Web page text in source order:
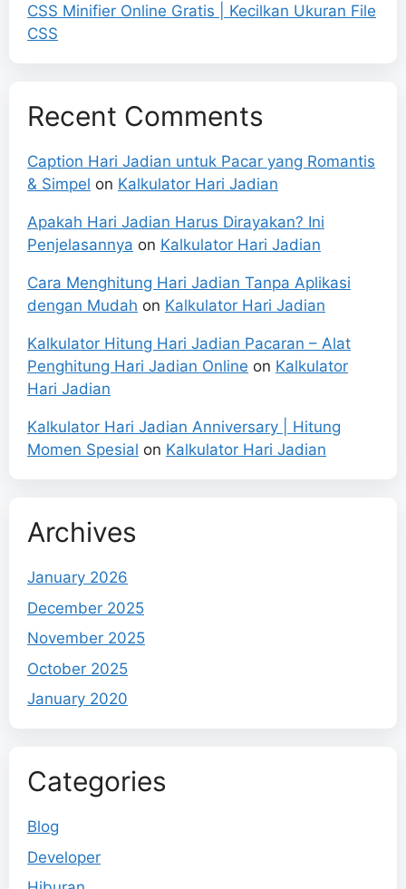
CSS Minifier Online Gratis | Kecilkan Ukuran File
CSS
Recent Comments
Caption Hari Jadian untuk Pacar yang Romantis
& Simpel on Kalkulator Hari Jadian
Apakah Hari Jadian Harus Dirayakan? Ini
Penjelasannya on Kalkulator Hari Jadian
Cara Menghitung Hari Jadian Tanpa Aplikasi
dengan Mudah on Kalkulator Hari Jadian
Kalkulator Hitung Hari Jadian Pacaran – Alat
Penghitung Hari Jadian Online on Kalkulator
Hari Jadian
Kalkulator Hari Jadian Anniversary | Hitung
Momen Spesial on Kalkulator Hari Jadian
Archives
January 2026
December 2025
November 2025
October 2025
January 2020
Categories
Blog
Developer